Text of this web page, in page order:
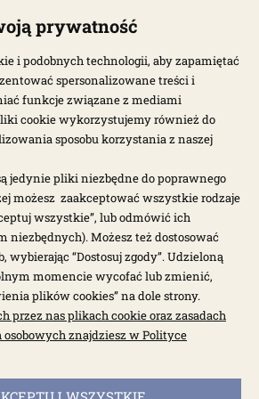
i oferty bezpośrednio na swoją
ZAPISZ SIĘ >
Garbus.pl © 2026
by:
prywatność
i podobnych technologii, aby zapamiętać
spersonalizowane treści i
funkcje związane z mediami
cookie wykorzystujemy również do
sposobu korzystania z naszej
jedynie pliki niezbędne do poprawnego
możesz zaakceptować wszystkie rodzaje
wszystkie”, lub odmówić ich
niezbędnych). Możesz też dostosować
wybierając “Dostosuj zgody”. Udzieloną
momencie wycofać lub zmienić,
plików cookies” na dole strony.
przez nas plikach cookie oraz zasadach
znajdziesz w Polityce